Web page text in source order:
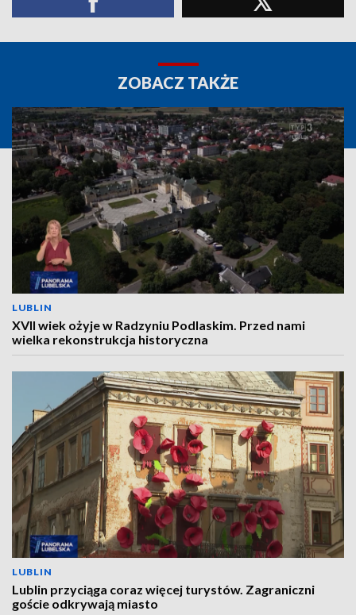
ZOBACZ TAKŻE
LUBLIN
XVII wiek ożyje w Radzyniu Podlaskim. Przed nami
wielka rekonstrukcja historyczna
LUBLIN
Lublin przyciąga coraz więcej turystów. Zagraniczni
goście odkrywają miasto